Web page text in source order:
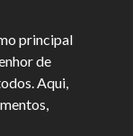
principal
de
Aqui,